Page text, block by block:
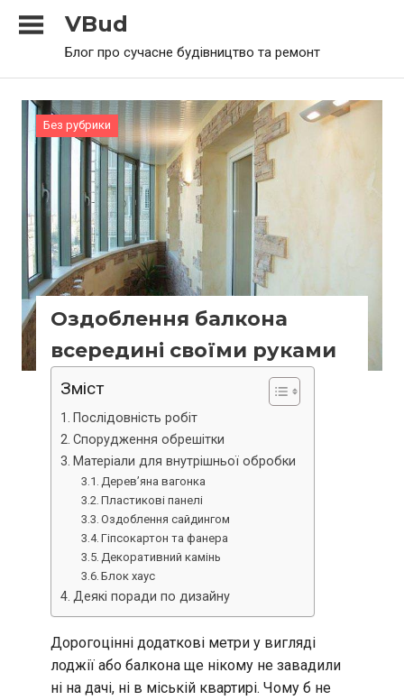
VBud
Блог про сучасне будівництво та ремонт
Без рубрики
Оздоблення балкона
всередині своїми руками
Зміст
Послідовність робіт
Спорудження обрешітки
Матеріали для внутрішньої обробки
Дерев’яна вагонка
Пластикові панелі
Оздоблення сайдингом
Гіпсокартон та фанера
Декоративний камінь
Блок хаус
Деякі поради по дизайну
Дорогоцінні додаткові метри у вигляді
лоджії або балкона ще нікому не завадили
ні на дачі, ні в міській квартирі. Чому б не